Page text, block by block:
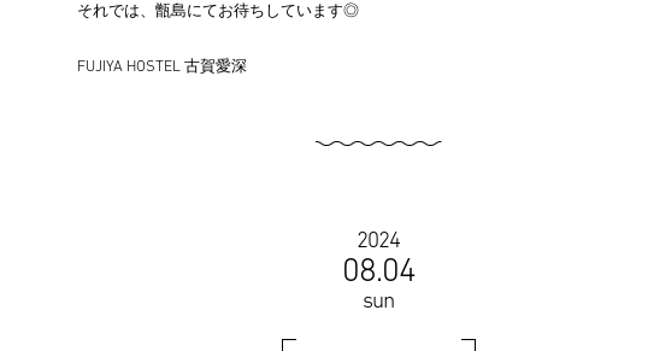
それでは、甑島にてお待ちしています◎
FUJIYA HOSTEL 古賀愛深
2024
08.04
sun